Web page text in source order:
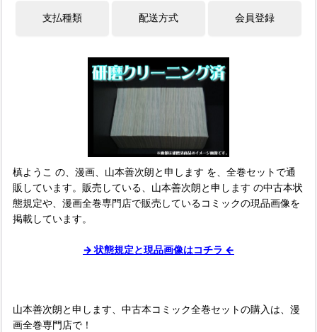
槙ようこ の、漫画、山本善次朗と申します を、全巻セットで通
販しています。販売している、山本善次朗と申します の中古本状
態規定や、漫画全巻専門店で販売しているコミックの現品画像を
掲載しています。
→ 状態規定と現品画像はコチラ ←
山本善次朗と申します、中古本コミック全巻セットの購入は、漫
画全巻専門店で！